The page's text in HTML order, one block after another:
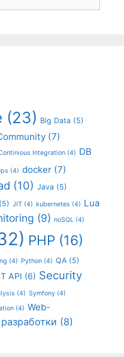
(23) Big Data (5)
(7)
Integration (4) DB
(4) docker (7)
(10) Java (5)
(5) JIT (4) kubernetes (4) Lua
(9) noSQL (4)
PHP (16)
(4) Python (4) QA (5)
API (6) Security
(4) Symfony (4)
(4) Web-
(8)